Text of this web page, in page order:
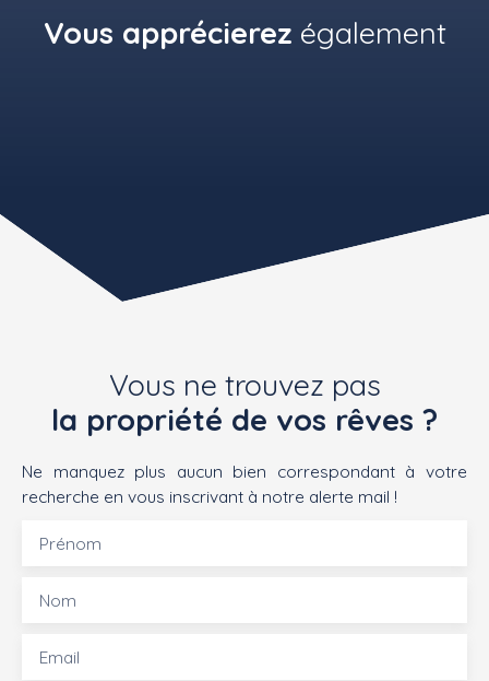
Vous apprécierez également
Vous ne trouvez pas
la propriété de vos rêves ?
Ne manquez plus aucun bien correspondant à votre
recherche en vous inscrivant à notre alerte mail !
Prénom
Nom
Email